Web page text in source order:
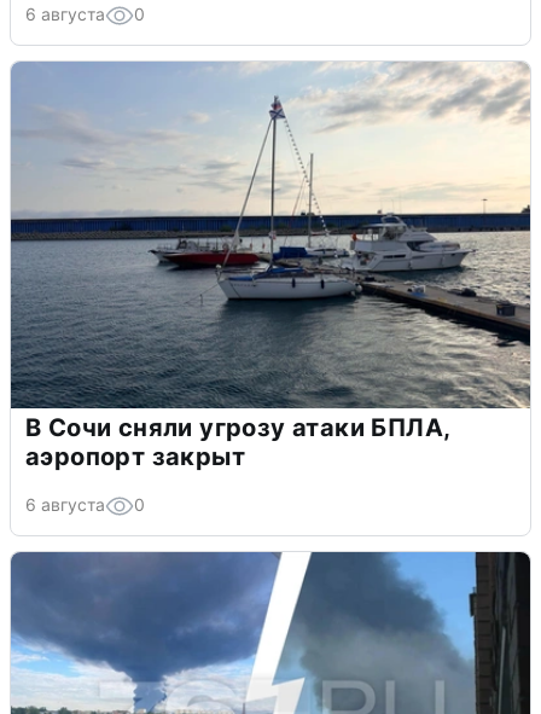
6 августа 0
В Сочи сняли угрозу атаки БПЛА,
аэропорт закрыт
6 августа 0